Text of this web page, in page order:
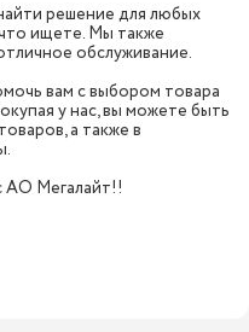
решение для любых
ищете. Мы также
обслуживание.
вам с выбором товара
у нас, вы можете быть
а также в
АО Мегалайт!!